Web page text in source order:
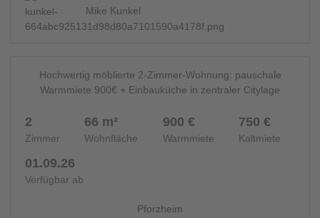
Mike Kunkel
NEU
Hochwertig möblierte 2-Zimmer-Wohnung: pauschale
Warmmiete 900€ + Einbauküche in zentraler Citylage
2
Zimmer
66 m²
Wohnfläche
900 €
Warmmiete
750 €
Kaltmiete
01.09.26
Verfügbar ab
Pforzheim